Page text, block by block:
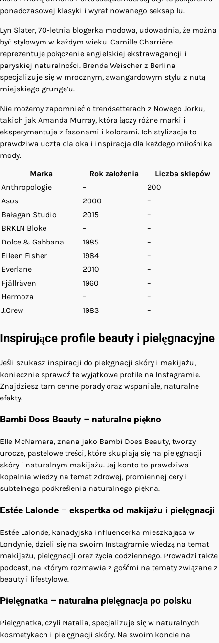
ponadczasowej klasyki i wyrafinowanego seksapilu.
Lyn Slater, 70-letnia blogerka modowa, udowadnia, że można
być stylowym w każdym wieku. Camille Charrière
reprezentuje połączenie angielskiej ekstrawagancji i
paryskiej naturalności. Brenda Weischer z Berlina
specjalizuje się w mrocznym, awangardowym stylu z nutą
miejskiego grunge’u.
Nie możemy zapomnieć o trendsetterach z Nowego Jorku,
takich jak Amanda Murray, która łączy różne marki i
eksperymentuje z fasonami i kolorami. Ich stylizacje to
prawdziwa uczta dla oka i inspiracja dla każdego miłośnika
mody.
Marka
Rok założenia
Liczba sklepów
Anthropologie
–
200
Asos
2000
–
Bałagan Studio
2015
–
BRKLN Bloke
–
–
Dolce & Gabbana
1985
–
Eileen Fisher
1984
–
Everlane
2010
–
Fjällräven
1960
–
Hermoza
–
–
J.Crew
1983 –
Inspirujące profile beauty i pielęgnacyjne
Jeśli szukasz inspiracji do pielęgnacji skóry i makijażu,
koniecznie sprawdź te wyjątkowe profile na Instagramie.
Znajdziesz tam cenne porady oraz wspaniałe, naturalne
efekty.
Bambi Does Beauty – naturalne piękno
Elle McNamara, znana jako Bambi Does Beauty, tworzy
urocze, pastelowe treści, które skupiają się na pielęgnacji
skóry i naturalnym makijażu. Jej konto to prawdziwa
kopalnia wiedzy na temat zdrowej, promiennej cery i
subtelnego podkreślenia naturalnego piękna.
Estée Lalonde – ekspertka od makijażu i pielęgnacji
Estée Lalonde, kanadyjska influencerka mieszkająca w
Londynie, dzieli się na swoim Instagramie wiedzą na temat
makijażu, pielęgnacji oraz życia codziennego. Prowadzi także
podcast, na którym rozmawia z gośćmi na tematy związane z
beauty i lifestylowe.
Pielęgnatka – naturalna pielęgnacja po polsku
Pielęgnatka, czyli Natalia, specjalizuje się w naturalnych
kosmetykach i pielęgnacji skóry. Na swoim koncie na